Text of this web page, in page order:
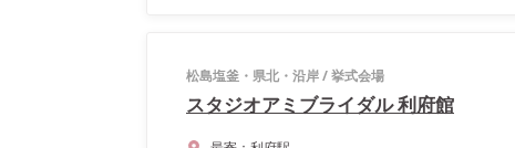
松島塩釜・県北・沿岸/挙式会場
スタジオアミブライダル 利府館